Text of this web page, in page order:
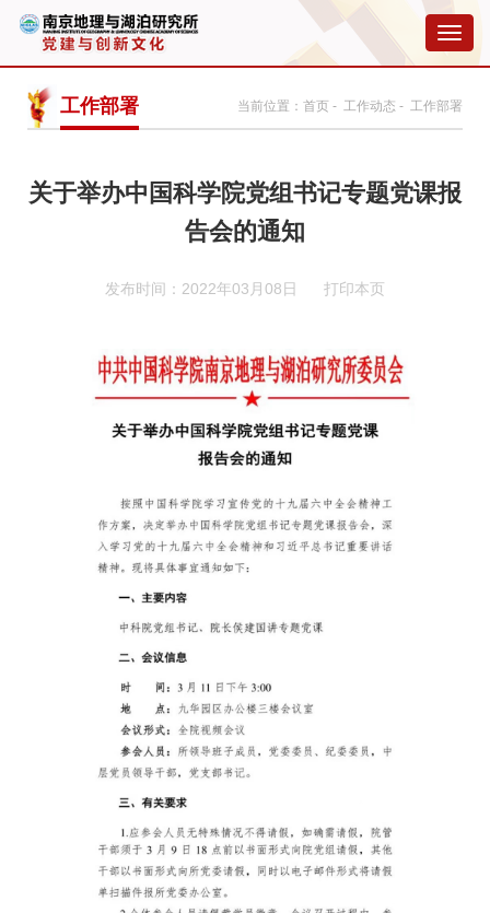
切
换
航
工作部署 当前位置： 首页 - 工作动态 - 工作部署
关于举办中国科学院党组书记专题党课报
告会的通知
发布时间：2022年03月08日 打印本页